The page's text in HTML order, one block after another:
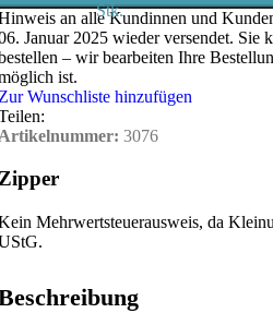
Stk.
an alle Kundinnen und
Januar 2025 wieder versendet. Sie
– wir bearbeiten Ihre
ist.
Wunschliste hinzufügen
3076
Mehrwertsteuerausweis, da